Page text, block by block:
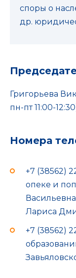
споры о
др.
Григорьева
пн-пт 11:00-
Номера
+7 (38562)
опеке и
Лариса
+7 (38562)